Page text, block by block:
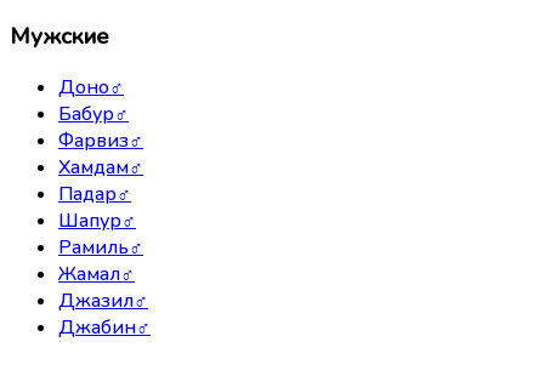
Мужские
Доно♂
Бабур♂
Фарвиз♂
Хамдам♂
Падар♂
Шапур♂
Рамиль♂
Жамал♂
Джазил♂
Джабин♂